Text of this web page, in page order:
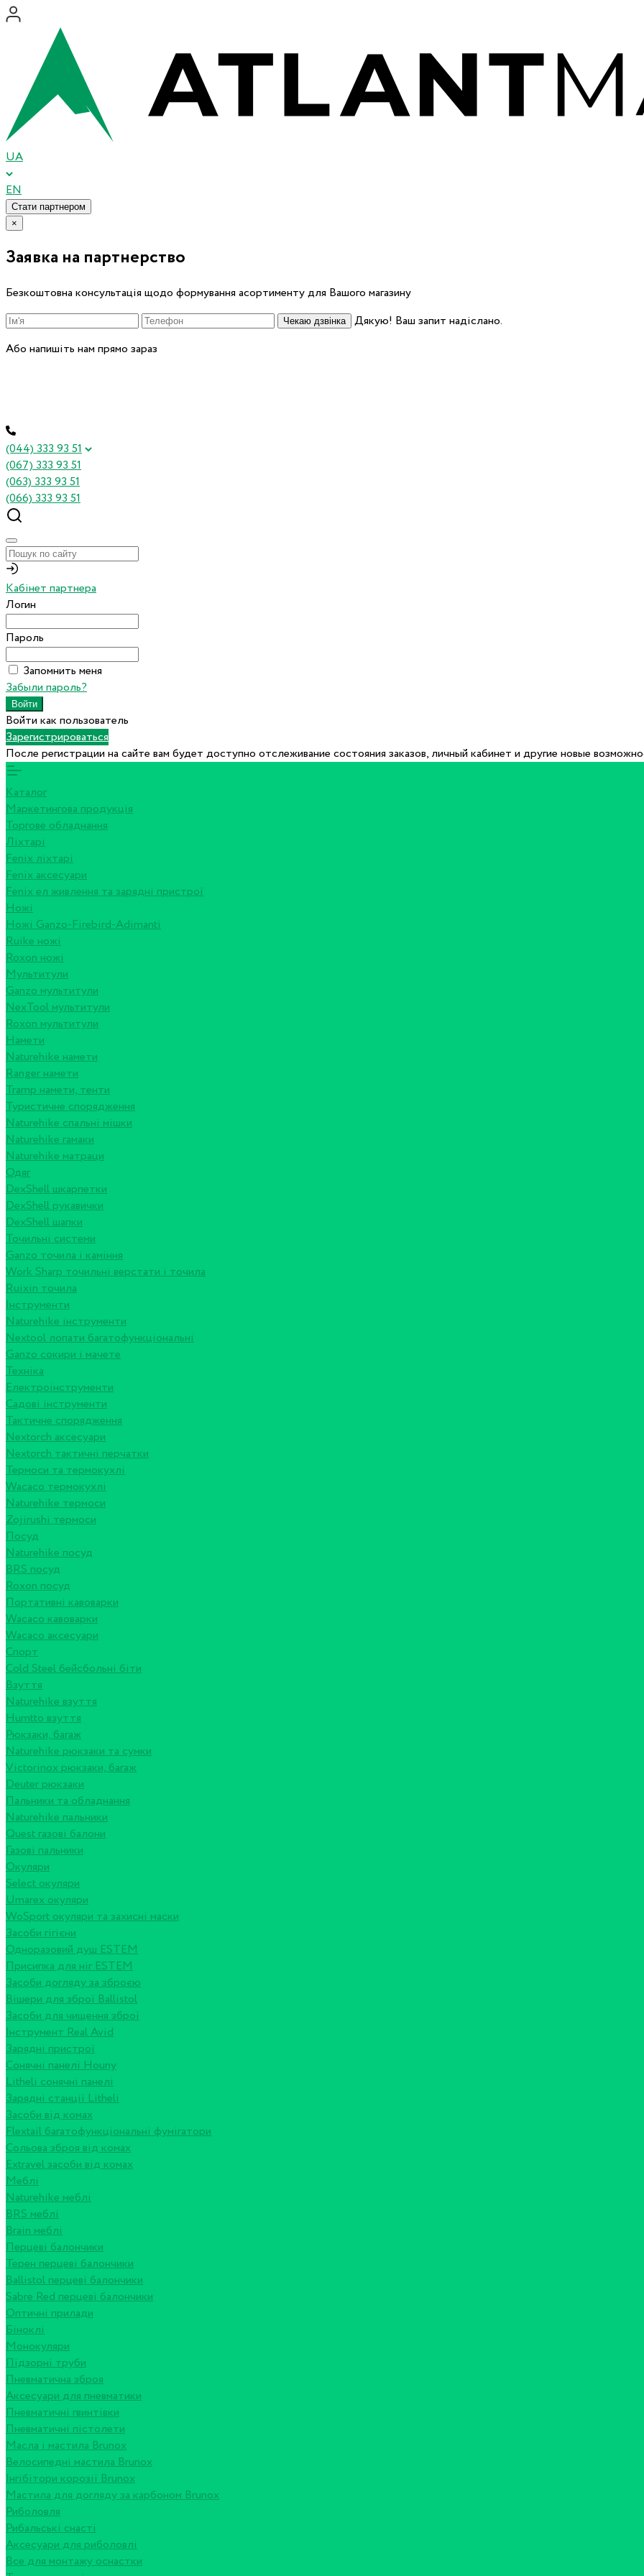
UA
EN
Стати партнером
×
Заявка на партнерство
Безкоштовна консультація щодо формування асортименту для Вашого магазину
Чекаю дзвінка
Дякую! Ваш запит надіслано.
Або напишіть нам прямо зараз
(044) 333 93 51
(067) 333 93 51
(063) 333 93 51
(066) 333 93 51
Кабінет партнера
Логин
Пароль
Запомнить меня
Забыли пароль?
Войти как пользователь
Зарегистрироваться
После регистрации на сайте вам будет доступно отслеживание состояния заказов, личный кабинет и другие новые
Каталог
Маркетингова продукція
Торгове обладнання
Ліхтарі
Fenix ліхтарі
Fenix аксесуари
Fenix ел живлення та зарядні пристрої
Ножі
Ножі Ganzo-Firebird-Adimanti
Ruike ножі
Roxon ножi
Мультитули
Ganzo мультитули
NexTool мультитули
Roxon мультитули
Намети
Naturehike намети
Ranger намети
Tramp намети, тенти
Туристичне спорядження
Naturehike спальні мішки
Naturehike гамаки
Naturehike матраци
Одяг
DexShell шкарпетки
DexShell рукавички
DexShell шапки
Точильні системи
Ganzo точила і каміння
Work Sharp точильні верстати і точила
Ruixin точила
Інструменти
Naturehike інструменти
Nextool лопати багатофункціональні
Ganzo сокири і мачете
Техніка
Електроінструменти
Садові інструменти
Тактичне спорядження
Nextorch аксесуари
Nextorch тактичні перчатки
Термоси та термокухлі
Wacaco термокухлі
Naturehike термоси
Zojirushi термоси
Посуд
Naturehike посуд
BRS посуд
Roxon посуд
Портативні кавоварки
Wacaco кавоварки
Wacaco аксесуари
Спорт
Cold Steel бейсбольні біти
Взуття
Naturehike взуття
Humtto взуття
Рюкзаки, багаж
Naturehike рюкзаки та сумки
Victorinox рюкзаки, багаж
Deuter рюкзаки
Пальники та обладнання
Naturehike пальники
Quest газові балони
Газові пальники
Окуляри
Select окуляри
Umarex окуляри
WoSport окуляри та захисні маски
Засоби гігієни
Одноразовий душ ESTEM
Присипка для ніг ESTEM
Засоби догляду за зброєю
Вішери для зброї Ballistol
Засоби для чищення зброї
Інструмент Real Avid
Зарядні пристрої
Сонячні панелі Houny
Litheli сонячні панелі
Зарядні станції Litheli
Засоби від комах
Flextail багатофункціональні фумігатори
Сольова зброя від комах
Extravel засоби від комах
Меблі
Naturehike меблі
BRS меблі
Brain меблі
Перцеві балончики
Терен перцеві балончики
Ballistol перцеві балончики
Sabre Red перцеві балончики
Оптичні прилади
Біноклі
Монокуляри
Підзорні труби
Пневматична зброя
Аксесуари для пневматики
Пневматичні гвинтівки
Пневматичні пістолети
Масла і мастила Brunox
Велосипедні мастила Brunox
Інгібітори корозії Brunox
Мастила для догляду за карбоном Brunox
Риболовля
Рибальські снасті
Аксесуари для риболовлі
Все для монтажу оснастки